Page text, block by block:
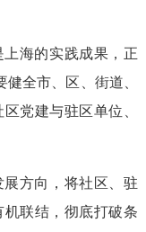
海的实践成果，正
全市、区、街道、
党建与驻区单位、
方向，将社区、驻
联结，彻底打破条